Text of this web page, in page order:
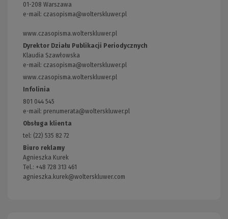
01-208 Warszawa
e-mail: czasopisma@wolterskluwer.pl
www.czasopisma.wolterskluwer.pl
do
strony)
Dyrektor Działu Publikacji Periodycznych
Klaudia Szawłowska
e-mail: czasopisma@wolterskluwer.pl
www.czasopisma.wolterskluwer.pl
Infolinia
801 044 545
e-mail: prenumerata@wolterskluwer.pl
Obsługa klienta
tel: (22) 535 82 72
Biuro reklamy
Agnieszka Kurek
Tel.: +48 728 313 461
agnieszka.kurek@wolterskluwer.com